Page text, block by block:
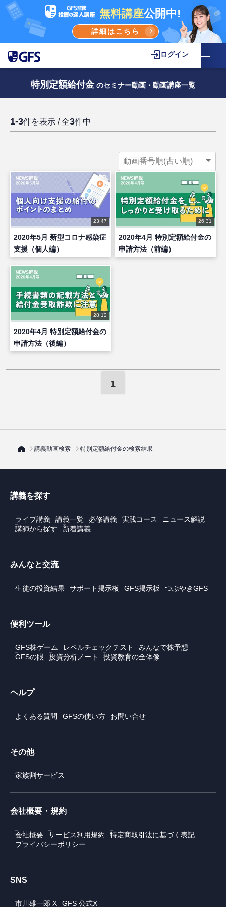
無料講座公開中!
詳細はこちら
ログイン
特別定額給付金 のセミナー動画・動画講座一覧
1-3件を表示 / 全3件中
23:47
2020年5月 新型コロナ感染症
支援（個人編）
26:31
2020年4月 特別定額給付金の
申請方法（前編）
28:12
2020年4月 特別定額給付金の
申請方法（後編）
1
講義動画検索 特別定額給付金の検索結果
講義を探す
ライブ講義 講義一覧 必修講義 実践コース
ニュース解説
講師から探す
新着講義
みんなと交流
生徒の投資結果 サポート掲示板 GFS掲示板 つぶやきGFS
便利ツール
GFS株ゲーム レベルチェックテスト
みんなで株予想
GFSの眼
投資分析ノート 投資教育の全体像
ヘルプ
よくある質問 GFSの使い方 お問い合せ
その他
家族割サービス
会社概要・規約
会社概要 サービス利用規約
特定商取引法に基づく表記
プライバシーポリシー
SNS
市川雄一郎 X GFS 公式X